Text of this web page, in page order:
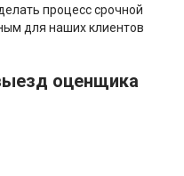
процесс срочной
для наших клиентов
оценщика